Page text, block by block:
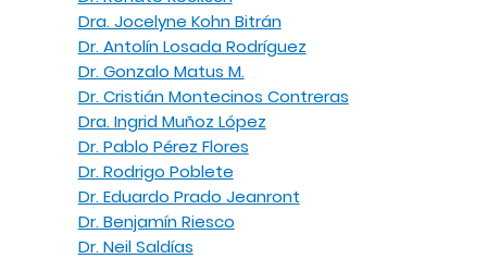
Dra. Jocelyne Kohn Bitrán
Dr. Antolín Losada Rodríguez
Dr. Gonzalo Matus M.
Dr. Cristián Montecinos Contreras
Dra. Ingrid Muñoz López
Dr. Pablo Pérez Flores
Dr. Rodrigo Poblete
Dr. Eduardo Prado Jeanront
Dr. Benjamín Riesco
Dr. Neil Saldías